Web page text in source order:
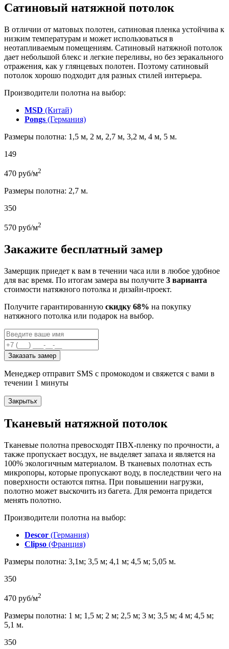
Сатиновый натяжной потолок
В отличии от матовых полотен, сатиновая пленка устойчива к
низким температурам и может использоваться в
неотапливаемым помещениям. Сатиновый натяжной потолок
дает небольшой блекс и легкие переливы, но без зеракального
отражения, как у глянцевых полотен. Поэтому сатиновый
потолок хорошо подходит для разных стилей интерьера.
Производители полотна на выбор:
MSD (Китай)
Pongs (Германия)
Размеры полотна: 1,5 м, 2 м, 2,7 м, 3,2 м, 4 м, 5 м.
149
470 руб/м2
Размеры полотна: 2,7 м.
350
570 руб/м2
Закажите бесплатный замер
Замерщик приедет к вам в течении часа или в любое удобное
для вас время. По итогам замера вы получите 3 варианта
стоимости натяжного потолка и дизайн-проект.
Получите гарантированную скидку 68% на покупку
натяжного потолка или подарок на выбор.
Заказать замер
Менеджер отправит SMS с промокодом и свяжется с вами в
течении 1 минуты
Закрытьx
Тканевый натяжной потолок
Тканевые полотна превосходят ПВХ-пленку по прочности, а
также пропускает восздух, не выделяет запаха и является на
100% экологичным материалом. В тканевых полотнах есть
микропоры, которые пропускают воду, в последствии чего на
поверхности остаются пятна. При повышении нагрузки,
полотно может выскочить из багета. Для ремонта придется
менять полотно.
Производители полотна на выбор:
Descor (Германия)
Clipso (Франция)
Размеры полотна: 3,1м; 3,5 м; 4,1 м; 4,5 м; 5,05 м.
350
470 руб/м2
Размеры полотна: 1 м; 1,5 м; 2 м; 2,5 м; 3 м; 3,5 м; 4 м; 4,5 м;
5,1 м.
350